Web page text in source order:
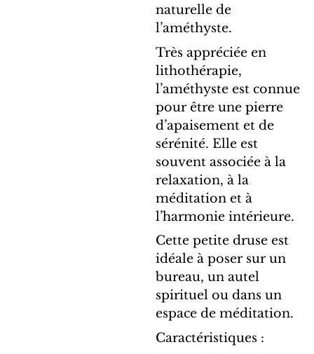
naturelle de
l’améthyste.
Très appréciée en
lithothérapie,
l’améthyste est connue
pour être une pierre
d’apaisement et de
sérénité. Elle est
souvent associée à la
relaxation, à la
méditation et à
l’harmonie intérieure.
Cette petite druse est
idéale à poser sur un
bureau, un autel
spirituel ou dans un
espace de méditation.
Caractéristiques :